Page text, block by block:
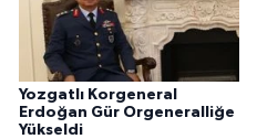
Yozgatlı Korgeneral
Erdoğan Gür Orgeneralliğe
Yükseldi